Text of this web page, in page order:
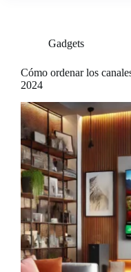
Gadgets
Cómo ordenar los
2024